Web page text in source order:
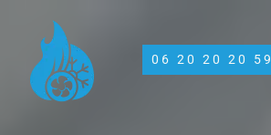
contenu
06 20 20 20 59